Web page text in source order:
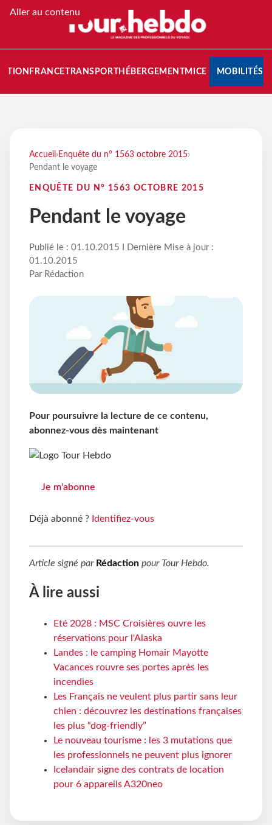
Aller au contenu
FRANCETRANSPORT HÉBERGEMENTMICE MOBILITÉS
Accueil › Enquête du n° 1563 octobre 2015›
Pendant le voyage
ENQUÊTE DU N° 1563 OCTOBRE 2015
Pendant le voyage
Publié le : 01.10.2015 I Dernière Mise à jour :
01.10.2015
Par Rédaction
Pour poursuivre la lecture de ce contenu,
abonnez-vous dès maintenant
Je m'abonne
Déjà abonné ? Identifiez-vous
Article signé par Rédaction pour Tour Hebdo.
À lire aussi
Eté 2028 : MSC Croisières ouvre les
réservations pour l'Alaska
Landes : le camping Homair Mayotte
Vacances rouvre ses portes après les
incendies
Les Français ne veulent plus partir sans leur
chien : découvrez les destinations françaises
les plus “dog-friendly”
Le nouveau tourisme : les 3 mutations que
les professionnels ne peuvent plus ignorer
Icelandair signe des contrats de location
pour 6 appareils A320neo